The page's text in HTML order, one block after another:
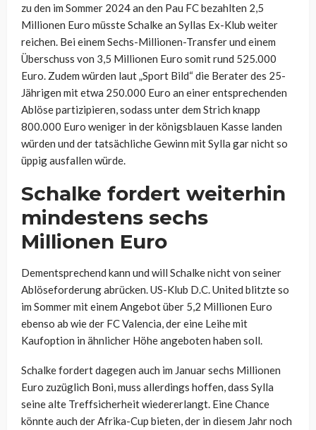
zu den im Sommer 2024 an den Pau FC bezahlten 2,5
Millionen Euro müsste Schalke an Syllas Ex-Klub weiter
reichen. Bei einem Sechs-Millionen-Transfer und einem
Überschuss von 3,5 Millionen Euro somit rund 525.000
Euro. Zudem würden laut „Sport Bild“ die Berater des 25-
Jährigen mit etwa 250.000 Euro an einer entsprechenden
Ablöse partizipieren, sodass unter dem Strich knapp
800.000 Euro weniger in der königsblauen Kasse landen
würden und der tatsächliche Gewinn mit Sylla gar nicht so
üppig ausfallen würde.
Schalke fordert weiterhin
mindestens sechs
Millionen Euro
Dementsprechend kann und will Schalke nicht von seiner
Ablöseforderung abrücken. US-Klub D.C. United blitzte so
im Sommer mit einem Angebot über 5,2 Millionen Euro
ebenso ab wie der FC Valencia, der eine Leihe mit
Kaufoption in ähnlicher Höhe angeboten haben soll.
Schalke fordert dagegen auch im Januar sechs Millionen
Euro zuzüglich Boni, muss allerdings hoffen, dass Sylla
seine alte Treffsicherheit wiedererlangt. Eine Chance
könnte auch der Afrika-Cup bieten, der in diesem Jahr noch